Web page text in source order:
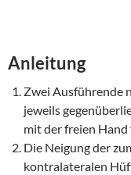
Anleitung
Zwei Ausführende
jeweils
mit der freien Hand
Die Neigung der
kontralateralen